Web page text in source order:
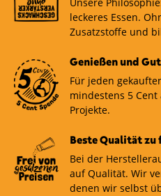
leckeres Essen.
Zusatzstoffe und
Genießen und
Für jeden
mindestens 5
Projekte.
Beste Qualität zu
Bei der
auf Qualität. Wir
denen wir selbst